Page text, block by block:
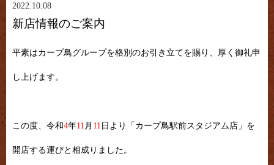
2022.10.08
新店情報のご案内
平素はカープ鳥グループを格別のお引き立てを賜り、厚く御礼申
し上げます。
この度、令和4年11月 11日より「カープ鳥駅前スタジアム店」を
開店する運びと相成りました。